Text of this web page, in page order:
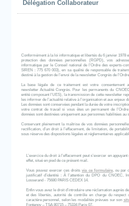
Délégation Collaborateur
Conformément à la loi informatique et libertés du 6 janvier 1978
protection des données personnelles (RGPD), vos
informatique par le Conseil national de l’Ordre des experts-
SIREN : 775 670 003), en sa qualité de responsable de
destiné à la gestion de l’envoi de la newsletter Congrès de
La base légale de ce traitement est votre
newsletter Actualité Congrès. Pour les permanents du
entité composant l’UES), la transmission de cette newsletter
les informer de l’actualité relative à l’organisation et aux enjeux
Les données sont conservées pendant la durée de votre
votre contrat de travail si vous êtes un permanent de
données sont destinées uniquement aux personnes habilitées au
Conservant pleinement la maîtrise de vos données
rectification, d’un droit à l’effacement, de limitation, de
sous réserve des dispositions légales et réglementaires
L’exercice du droit à l’effacement peut s’exercer en
effet, situé en pied de ce présent mail.
Vous pouvez exercer ces droitsvia ce formulaire, ou par
justificatif d’identité : À l’attention du DPO du CNOEC,
Losserand - 75680 PARIS CEDEX 14.
Enfin vous avez le droit d’introduire une réclamation auprès
et des libertés, autorité de contrôle en charge du respect
caractère personnel, selon les modalités prévues sur son
Fontenoy – TSA 80715 – 75334 Paris 07.